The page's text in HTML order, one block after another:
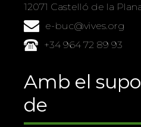
12071 Castelló de la
e-buc@vives.org
+34 964 72 89 93
Amb el
de